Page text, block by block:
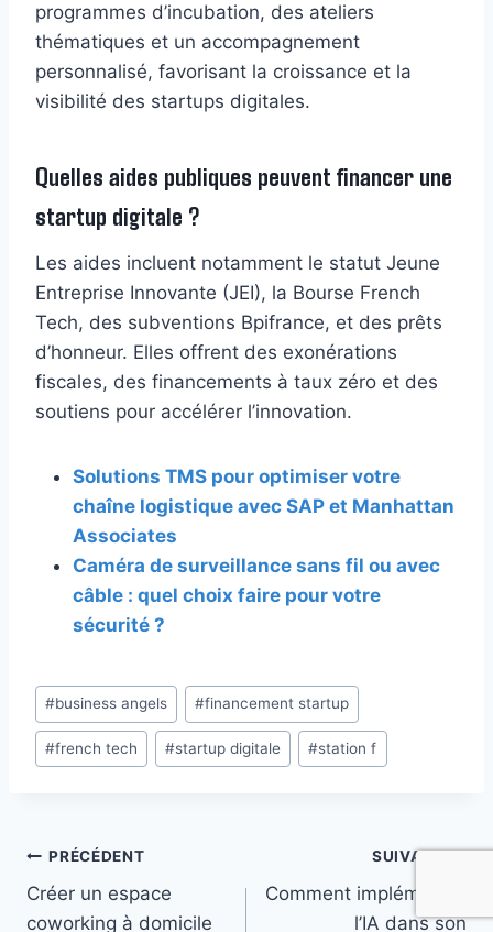
programmes d’incubation, des ateliers
thématiques et un accompagnement
personnalisé, favorisant la croissance et la
visibilité des startups digitales.
Quelles aides publiques peuvent financer une
startup digitale ?
Les aides incluent notamment le statut Jeune
Entreprise Innovante (JEI), la Bourse French
Tech, des subventions Bpifrance, et des prêts
d’honneur. Elles offrent des exonérations
fiscales, des financements à taux zéro et des
soutiens pour accélérer l’innovation.
Solutions TMS pour optimiser votre
chaîne logistique avec SAP et Manhattan
Associates
Caméra de surveillance sans fil ou avec
câble : quel choix faire pour votre
sécurité ?
Étiquettes
de
la
#business angels #financement startup
#french tech #startup digitale #station f
Navigation
de
PRÉCÉDENT
Créer un espace
coworking à domicile
SUIVANT
Comment implémenter
l’IA dans son